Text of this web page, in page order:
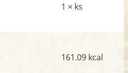
1 × ks
161.09 kcal